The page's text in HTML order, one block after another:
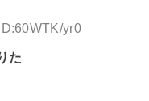
yr0
た